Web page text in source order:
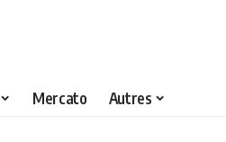
Mercato Autres